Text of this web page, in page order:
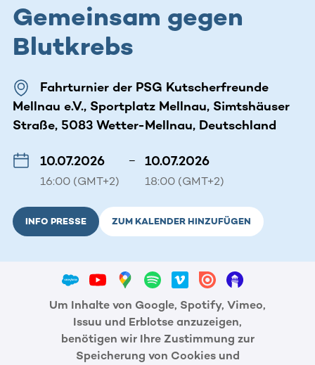
Gemeinsam gegen
Blutkrebs
Fahrturnier der PSG Kutscherfreunde
Mellnau e.V., Sportplatz Mellnau, Simtshäuser
Straße, 5083 Wetter-Mellnau, Deutschland
10.07.2026
16:00 (GMT+2)
– 10.07.2026
18:00 (GMT+2)
INFO PRESSE ZUM KALENDER HINZUFÜGEN
Um Inhalte von Google, Spotify, Vimeo,
Issuu und Erblotse anzuzeigen,
benötigen wir Ihre Zustimmung zur
Speicherung von Cookies und